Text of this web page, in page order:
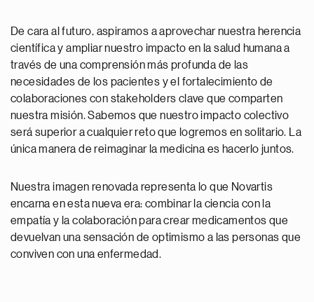
De cara al futuro, aspiramos a aprovechar nuestra herencia
científica y ampliar nuestro impacto en la salud humana a
través de una comprensión más profunda de las
necesidades de los pacientes y el fortalecimiento de
colaboraciones con stakeholders clave que comparten
nuestra misión. Sabemos que nuestro impacto colectivo
será superior a cualquier reto que logremos en solitario. La
única manera de reimaginar la medicina es hacerlo juntos.
Nuestra imagen renovada representa lo que Novartis
encarna en esta nueva era: combinar la ciencia con la
empatía y la colaboración para crear medicamentos que
devuelvan una sensación de optimismo a las personas que
conviven con una enfermedad.